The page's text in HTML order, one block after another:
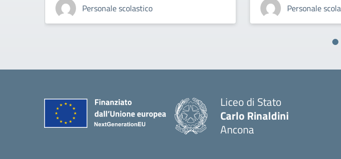
Personale scolastico Personale
Liceo di Stato
Carlo Rinaldini
Ancona